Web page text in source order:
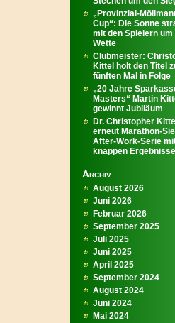
„Provinzial-
Cup“: Die Sonne
mit den Spielern um
Wette
Clubmeister:
Kittel holt den Titel
fünften Mal in Folge
„20 Jahre
Masters“ Martin
gewinnt Jubiläum
Dr. Christopher Kittel
erneut Marathon-
After-Work-Serie
knappen
Archiv
August 2026
Juni 2026
Februar 2026
September 2025
Juli 2025
Juni 2025
April 2025
September 2024
August 2024
Juni 2024
Mai 2024